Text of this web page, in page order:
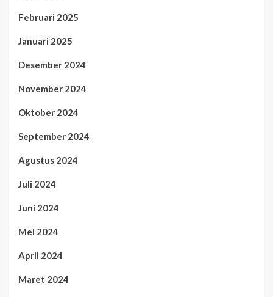
Februari 2025
Januari 2025
Desember 2024
November 2024
Oktober 2024
September 2024
Agustus 2024
Juli 2024
Juni 2024
Mei 2024
April 2024
Maret 2024